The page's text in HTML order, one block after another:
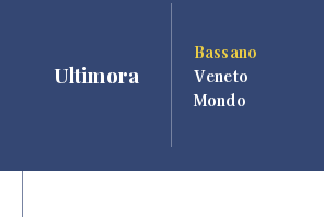
Ultimora
Bassano
Veneto
Mondo